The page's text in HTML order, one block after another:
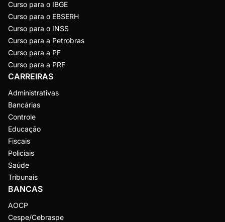
Curso para o IBGE
Curso para o EBSERH
Curso para o INSS
Curso para a Petrobras
Curso para a PF
Curso para a PRF
CARREIRAS
Administrativas
Bancárias
Controle
Educação
Fiscais
Policiais
Saúde
Tribunais
BANCAS
AOCP
Cespe/Cebraspe